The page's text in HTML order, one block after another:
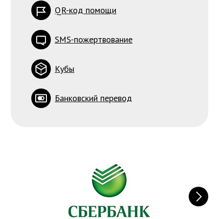
QR-код помощи
SMS-пожертвование
Кубы
Банковский перевод